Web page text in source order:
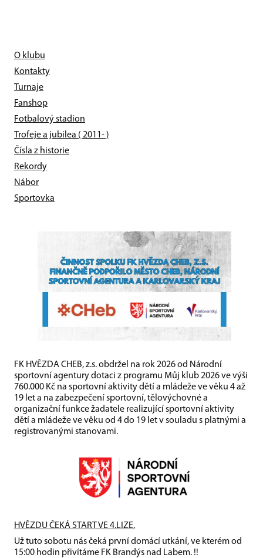
O klubu
Kontakty
Turnaje
Fanshop
Fotbalový stadion
Trofeje a jubilea ( 2011- )
Čísla z historie
Rekordy
Nábor
Sportovka
FK HVĚZDA CHEB, z.s. obdržel na rok 2026 od Národní
sportovní agentury dotaci z programu Můj klub 2026 ve výši
760.000 Kč na sportovní aktivity dětí a mládeže ve věku 4 až
19 let a na zabezpečení sportovní, tělovýchovné a
organizační funkce žadatele realizující sportovní aktivity
dětí a mládeže ve věku od 4 do 19 let v souladu s platnými a
registrovanými stanovami.
HVĚZDU ČEKÁ START VE 4.LIZE.
Už tuto sobotu nás čeká první domácí utkání, ve kterém od
15:00 hodin přivítáme FK Brandýs nad Labem. !!